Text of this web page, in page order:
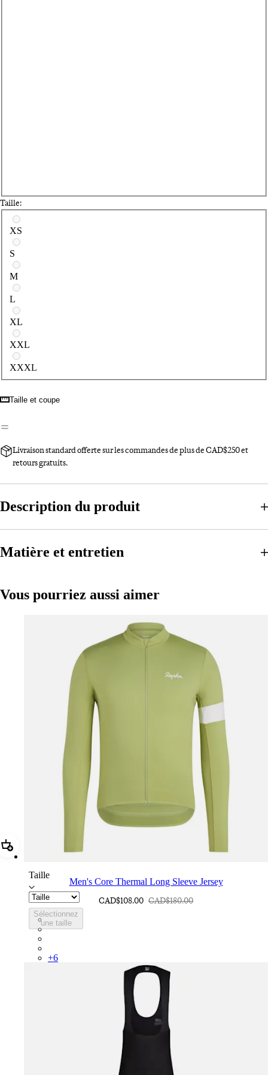
Taille:
Sélectionnez une taille
XS
S
M
L
XL
XXL
XXXL
Taille et coupe
Livraison standard offerte sur les commandes de plus de CAD$250 et
retours gratuits.
Description du produit
Matière et entretien
Vous pourriez aussi aimer
Ajouter Men's Core Thermal Long Sleeve Jersey
Taille
Sélectionnez
une taille
Men's Core Thermal Long Sleeve Jersey
CAD$108.00 CAD$180.00
BNE01XXFEW
BNE01XXBLW
+6